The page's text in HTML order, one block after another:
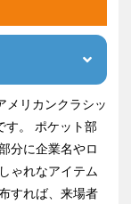
メリカンクラシッ
す。 ポケット部
分に企業名やロ
ゃれなアイテム
すれば、来場者